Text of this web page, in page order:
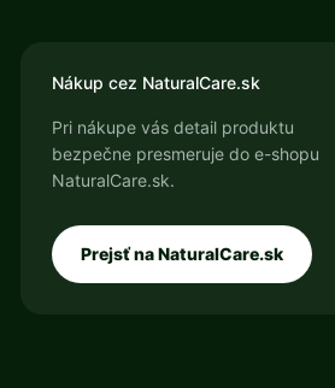
Nákup cez NaturalCare.sk
Pri nákupe vás detail produktu
bezpečne presmeruje do e-shopu
NaturalCare.sk.
Prejsť na NaturalCare.sk